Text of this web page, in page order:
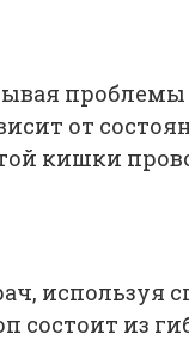
от
кишки
из